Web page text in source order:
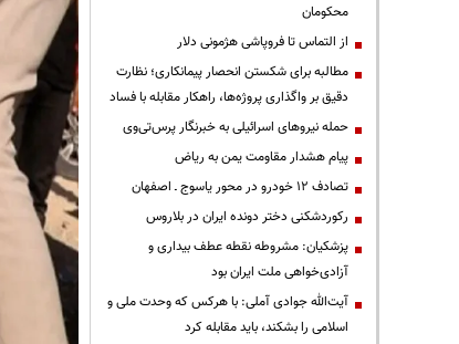
محکومان
از التماس تا فروپاشی هژمونی دلار
مطالبه برای شکستن انحصار پیمانکاری؛ نظارت
دقیق بر واگذاری پروژه‌ها، راهکار مقابله با فساد
حمله نیروهای اسرائیلی به خبرنگار پرس‌تی‌وی
پیام هشدار مقاومت یمن به ریاض
تصادف ۱۲ خودرو در محور یاسوج ـ اصفهان
رکوردشکنی دختر دونده ایران در بلاروس
پزشکیان: مشروطه نقطه عطف بیداری و
آزادی‌خواهی ملت ایران بود
آیت‌الله جوادی آملی: با هرکس که وحدت ملی و
اسلامی را بشکند، باید مقابله کرد